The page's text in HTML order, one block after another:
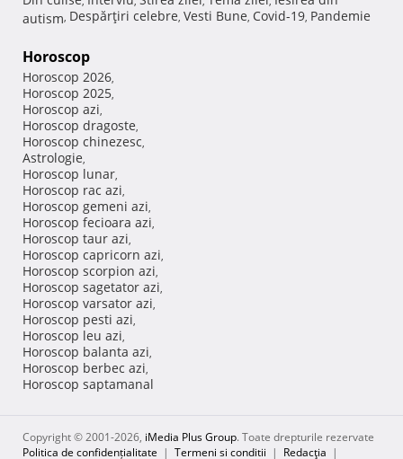
autism, Despărţiri celebre, Vesti Bune, Covid-19, Pandemie
Horoscop
Horoscop 2026,
Horoscop 2025,
Horoscop azi,
Horoscop dragoste,
Horoscop chinezesc,
Astrologie,
Horoscop lunar,
Horoscop rac azi,
Horoscop gemeni azi,
Horoscop fecioara azi,
Horoscop taur azi,
Horoscop capricorn azi,
Horoscop scorpion azi,
Horoscop sagetator azi,
Horoscop varsator azi,
Horoscop pesti azi,
Horoscop leu azi,
Horoscop balanta azi,
Horoscop berbec azi,
Horoscop saptamanal
Copyright © 2001-2026, iMedia Plus Group. Toate drepturile rezervate
Politica de confidențialitate | Termeni si conditii | Redacţia |